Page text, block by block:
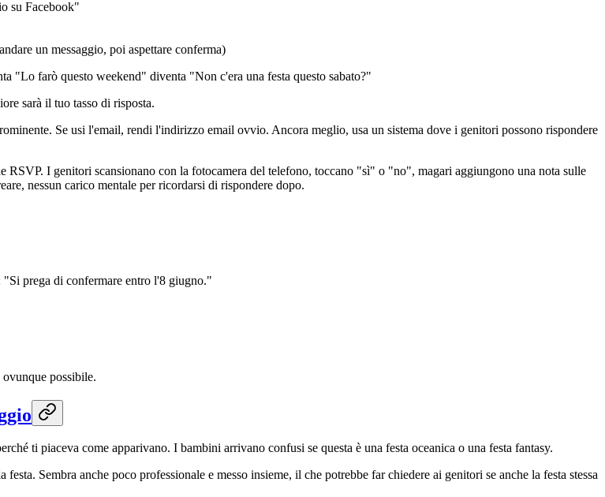
su Facebook"
un messaggio, poi aspettare conferma)
"Lo farò questo weekend" diventa "Non c'era una festa questo sabato?"
sarà il tuo tasso di risposta.
Se usi l'email, rendi l'indirizzo email ovvio. Ancora meglio, usa un sistema dove i genitori possono rispondere
I genitori scansionano con la fotocamera del telefono, toccano "sì" o "no", magari aggiungono una nota sulle
nessun carico mentale per ricordarsi di rispondere dopo.
prega di confermare entro l'8 giugno."
possibile.
ti piaceva come apparivano. I bambini arrivano confusi se questa è una festa oceanica o una festa fantasy.
Sembra anche poco professionale e messo insieme, il che potrebbe far chiedere ai genitori se anche la festa stessa